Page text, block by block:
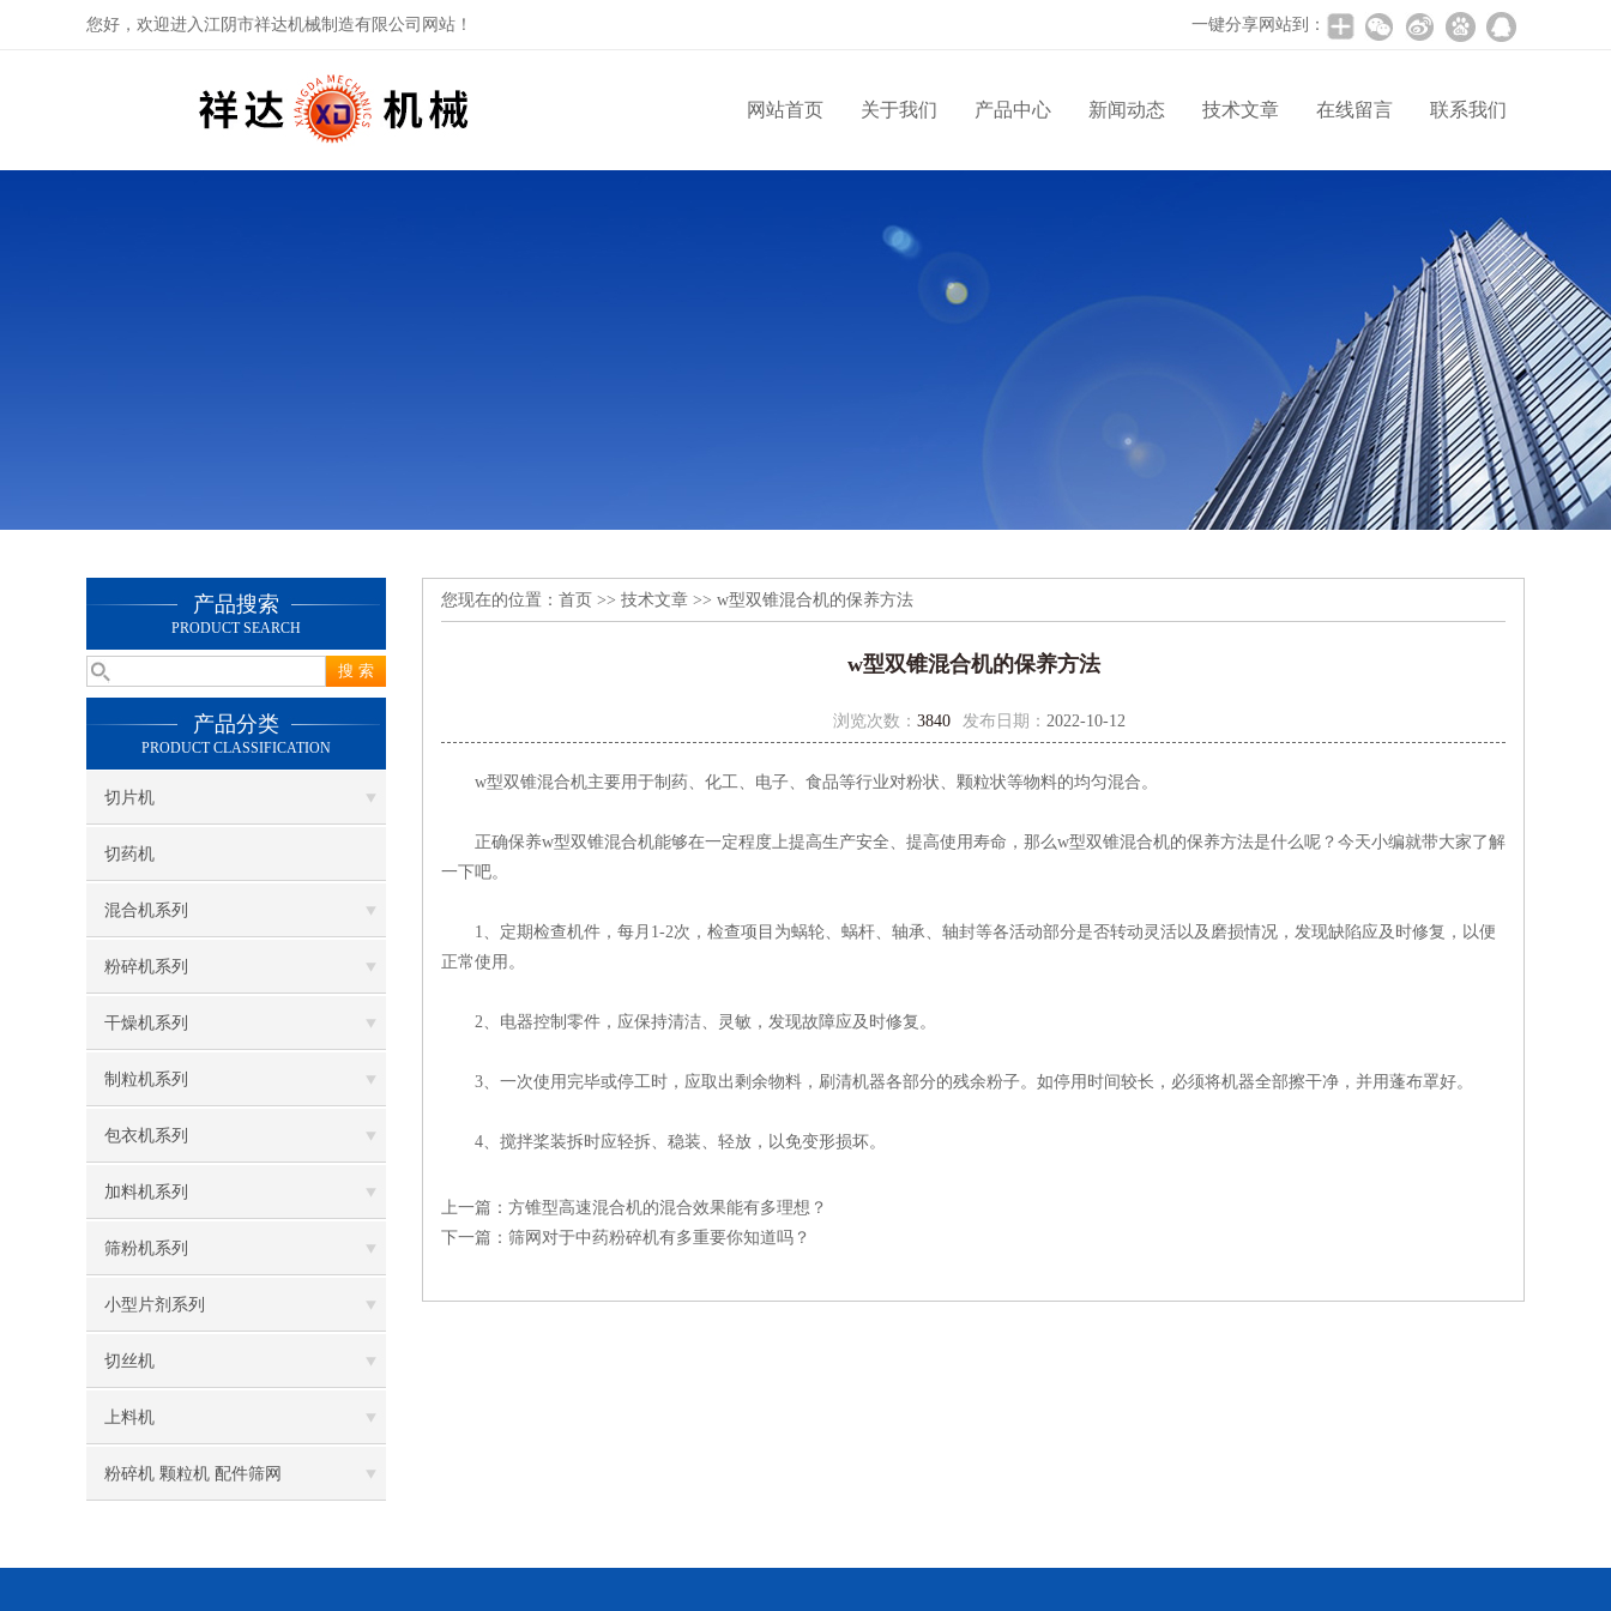
您好，欢迎进入江阴市祥达机械制造有限公司网站！ 一键分享网站到：
网站首页 关于我们 产品中心 新闻动态 技术文章 在线留言 联系我们
产品搜索
PRODUCT SEARCH
产品分类
PRODUCT CLASSIFICATION
切片机
切药机
混合机系列
粉碎机系列
干燥机系列
制粒机系列
包衣机系列
加料机系列
筛粉机系列
小型片剂系列
切丝机
上料机
粉碎机 颗粒机 配件筛网
您现在的位置： 首页 >> 技术文章 >> w型双锥混合机的保养方法
w型双锥混合机的保养方法
浏览次数： 3840 发布日期： 2022-10-12
w型双锥混合机主要用于制药、化工、电子、食品等行业对粉状、颗粒状等物料的均匀混合。
正确保养w型双锥混合机能够在一定程度上提高生产安全、提高使用寿命，那么w型双锥混合机的保养方法是什么呢？今天小编就带大家了解
一下吧。
1、定期检查机件，每月1-2次，检查项目为蜗轮、蜗杆、轴承、轴封等各活动部分是否转动灵活以及磨损情况，发现缺陷应及时修复，以便
正常使用。
2、电器控制零件，应保持清洁、灵敏，发现故障应及时修复。
3、一次使用完毕或停工时，应取出剩余物料，刷清机器各部分的残余粉子。如停用时间较长，必须将机器全部擦干净，并用蓬布罩好。
4、搅拌桨装拆时应轻拆、稳装、轻放，以免变形损坏。
上一篇： 方锥型高速混合机的混合效果能有多理想？
下一篇： 筛网对于中药粉碎机有多重要你知道吗？